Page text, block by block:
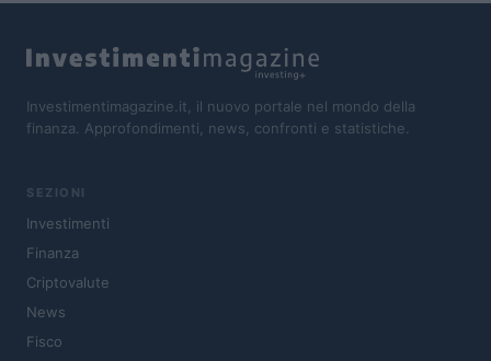
Investimentimagazine.it, il nuovo portale nel mondo della
finanza. Approfondimenti, news, confronti e statistiche.
SEZIONI
Investimenti
Finanza
Criptovalute
News
Fisco